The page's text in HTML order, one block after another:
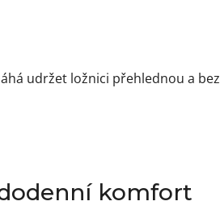
udržet ložnici přehlednou a bez
komfort